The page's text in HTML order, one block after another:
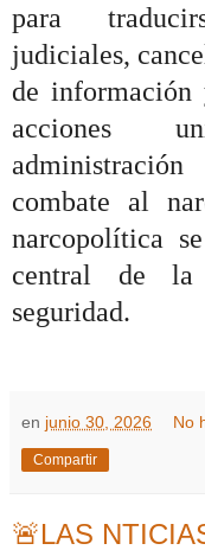
para
judiciales,
de información
acciones
combate al
narcopolítica
central de
seguridad.
en junio 30, 2026 No
Compartir
🚨LAS